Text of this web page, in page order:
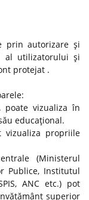
prin autorizare şi
al utilizatorului şi
protejat .
poate vizualiza în
educaţional.
propriile
(Ministerul
Publice, Institutul
ANC etc.) pot
superior